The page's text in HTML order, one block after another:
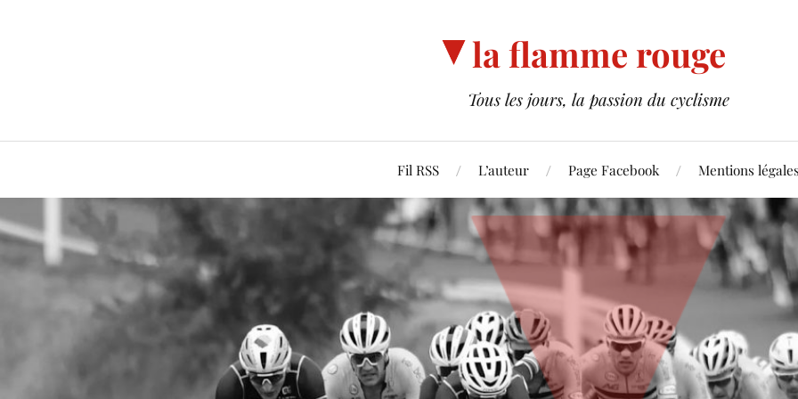
la flamme rouge
Tous les jours, la passion du cyclisme
Fil RSS L’auteur Page Facebook Mentions